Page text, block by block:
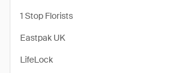
1 Stop Florists
Eastpak UK
LifeLock